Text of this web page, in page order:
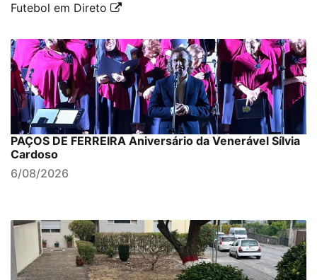
Futebol em Direto
PAÇOS DE FERREIRA Aniversário da Venerável Sílvia
Cardoso
6/08/2026